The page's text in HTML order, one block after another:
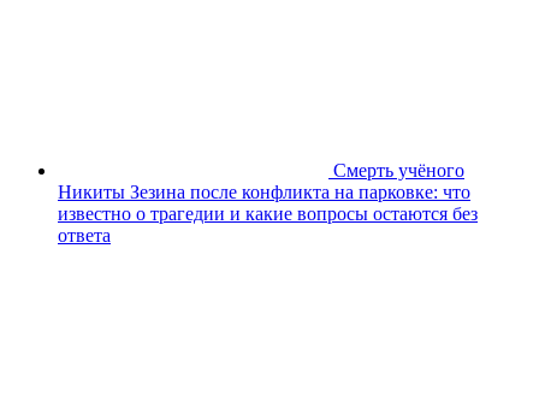
Смерть учёного
Никиты Зезина после конфликта на парковке: что
известно о трагедии и какие вопросы остаются без
ответа